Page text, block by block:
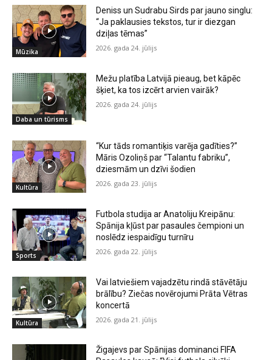
Mūzika
Deniss un Sudrabu Sirds par jauno singlu:
“Ja paklausies tekstos, tur ir diezgan
dziļas tēmas”
2026. gada 24. jūlijs
Daba un tūrisms
Mežu platība Latvijā pieaug, bet kāpēc
šķiet, ka tos izcērt arvien vairāk?
2026. gada 24. jūlijs
Kultūra
“Kur tāds romantiķis varēja gadīties?”
Māris Ozoliņš par “Talantu fabriku”,
dziesmām un dzīvi šodien
2026. gada 23. jūlijs
Sports
Futbola studija ar Anatoliju Kreipānu:
Spānija kļūst par pasaules čempioni un
noslēdz iespaidīgu turnīru
2026. gada 22. jūlijs
Kultūra
Vai latviešiem vajadzētu rindā stāvētāju
brālību? Ziečas novērojumi Prāta Vētras
koncertā
2026. gada 21. jūlijs
Žigajevs par Spānijas dominanci FIFA